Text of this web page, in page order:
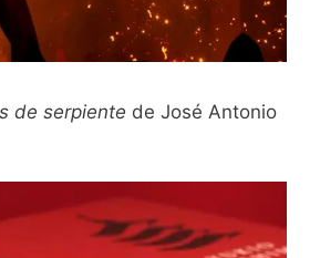
de serpiente de José Antonio